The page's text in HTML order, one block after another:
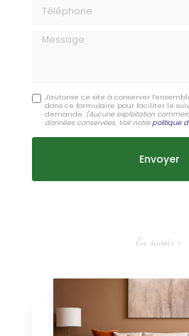
Message
J'autorise ce site à conserver
dans ce formulaire pour faciliter le
demande. (Aucune exploitation
données conservées. Voir notrepolitique
En savoir +